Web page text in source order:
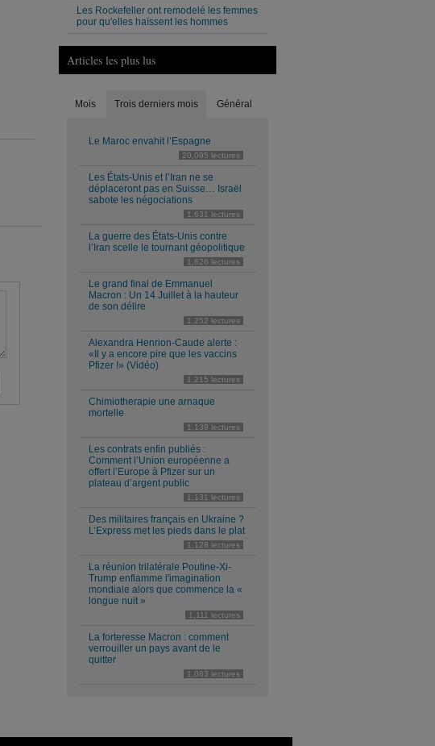
Les Rockefeller ont remodelé les femmes
pour qu'elles haïssent les hommes
Articles les plus lus
Mois Trois derniers mois Général
Le Maroc envahit l’Espagne
20,095 lectures
Les États-Unis et l’Iran ne se
déplaceront pas en Suisse… Israël
sabote les négociations
1,631 lectures
La guerre des États-Unis contre
l’Iran scelle le tournant géopolitique
1,626 lectures
Le grand final de Emmanuel
Macron : Un 14 Juillet à la hauteur
de son délire
1,252 lectures
Alexandra Henrion-Caude alerte :
«Il y a encore pire que les vaccins
Pfizer !» (Vidéo)
1,215 lectures
Chimiotherapie une arnaque
mortelle
1,139 lectures
Les contrats enfin publiés :
Comment l’Union européenne a
offert l’Europe à Pfizer sur un
plateau d’argent public
1,131 lectures
Des militaires français en Ukraine ?
L’Express met les pieds dans le plat
1,128 lectures
La réunion trilatérale Poutine-Xi-
Trump enflamme l'imagination
mondiale alors que commence la «
longue nuit »
1,111 lectures
La forteresse Macron : comment
verrouiller un pays avant de le
quitter
1,083 lectures